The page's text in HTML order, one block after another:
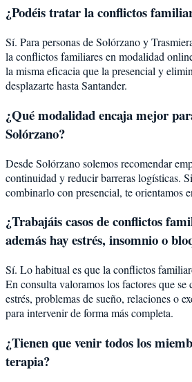
¿Podéis tratar laconflictos
Sí. Para personas de Solórzano y
la conflictos familiares en modalidad
la misma eficacia que la presencial y
desplazarte hasta Santander.
¿Qué modalidad encaja mejor
Solórzano?
Desde Solórzano solemos recomendar
continuidad y reducir barreras logísticas.
combinarlo con presencial, te orientamos
¿Trabajáis casos de conflictos
además hay estrés, insomnio o
Sí. Lo habitual es que la conflictos
En consulta valoramos los factores que
estrés, problemas de sueño, relaciones o
para intervenir de forma más completa.
¿Tienen que venir todos los
terapia?